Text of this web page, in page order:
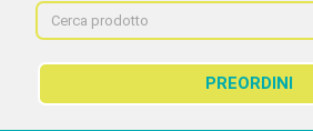
PREORDINI